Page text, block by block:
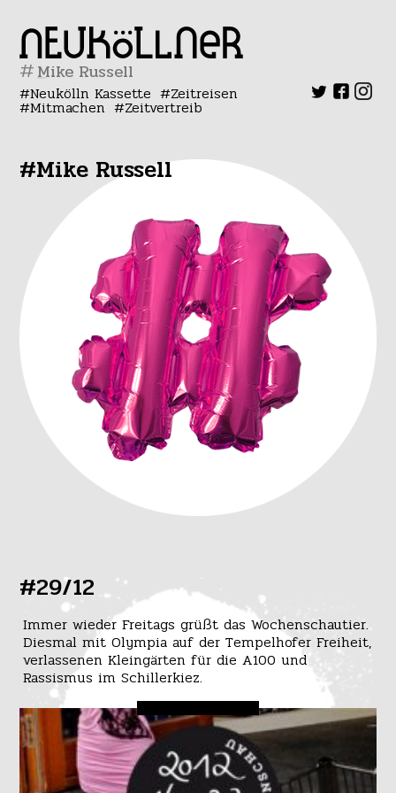
#
Neukölln Kassette Zeitreisen
Mitmachen Zeitvertreib
#Mike Russell
#29/12
Immer wieder Freitags grüßt das Wochenschautier.
Diesmal mit Olympia auf der Tempelhofer Freiheit,
verlassenen Kleingärten für die A100 und
Rassismus im Schillerkiez.